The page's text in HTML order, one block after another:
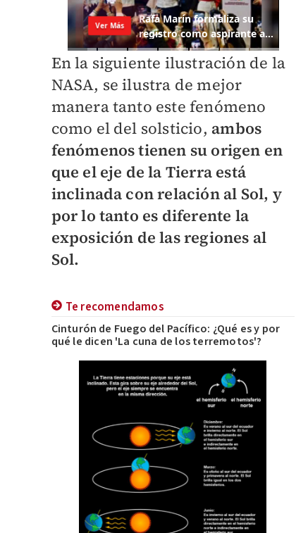
En la siguiente ilustración de la
NASA, se ilustra de mejor
manera tanto este fenómeno
como el del solsticio, ambos
fenómenos tienen su origen en
que el eje de la Tierra está
inclinada con relación al Sol, y
por lo tanto es diferente la
exposición de las regiones al
Sol.
Te recomendamos
Cinturón de Fuego del Pacífico: ¿Qué es y por
qué le dicen 'La cuna de los terremotos'?